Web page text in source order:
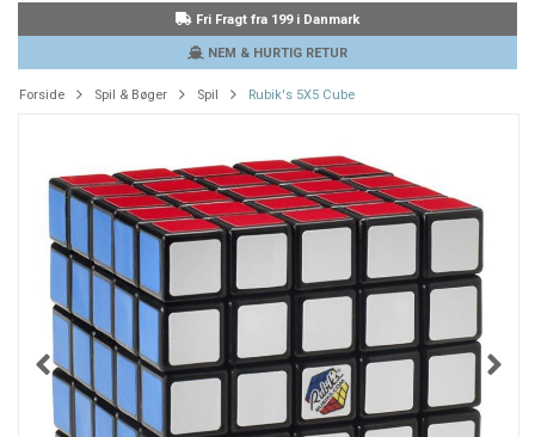
Fri Fragt fra 199 i Danmark
NEM & HURTIG RETUR
Forside Spil & Bøger Spil Rubik's 5X5 Cube